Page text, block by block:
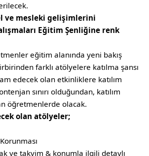
ve mesleki gelişimlerini
Eğitim Şenliğine renk
eğitim alanında yeni bakış
farklı atölyelere katılma şansı
edecek olan etkinliklere katılım
sınırı olduğundan, katılım
öğretmenlerde olacak.
olan atölyeler;
ve takvim & konumla ilgili detaylı